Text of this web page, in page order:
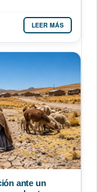
LEER MÁS
ante un